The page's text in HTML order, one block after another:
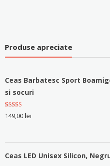
Produse apreciate
Ceas Barbatesc Sport
si socuri
Evaluat la
5.00stele
149,00lei
Ceas LED Unisex Silicon,